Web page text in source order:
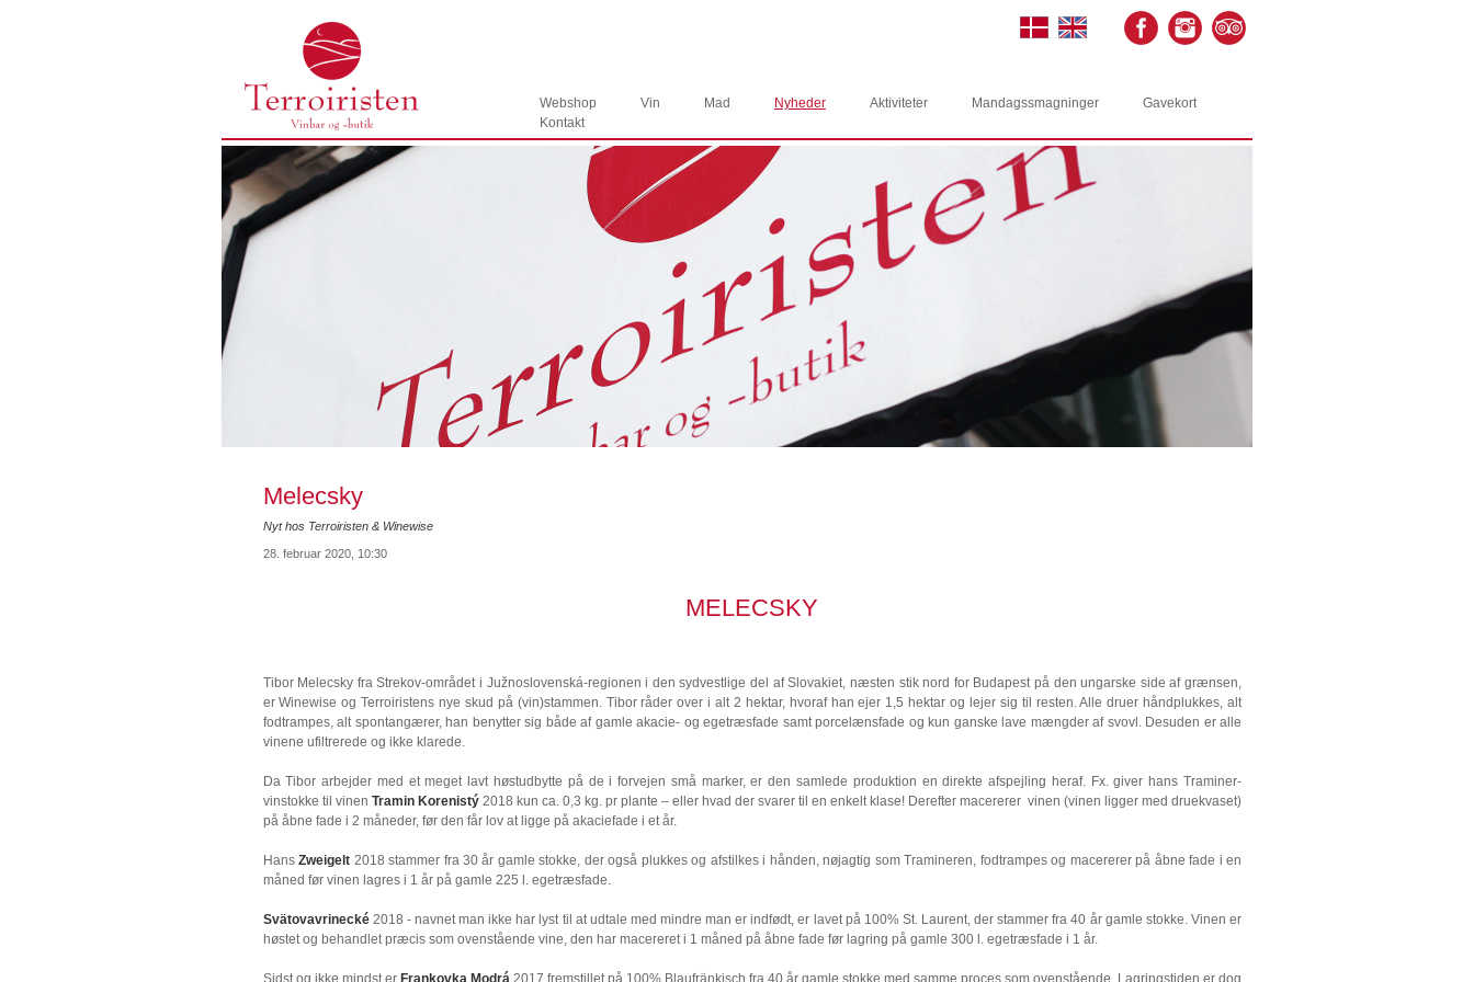
Webshop Vin Mad Nyheder Aktiviteter Mandagssmagninger
Gavekort
Kontakt
Melecsky
Nyt hos Terroiristen & Winewise
28. februar 2020, 10:30
MELECSKY
Tibor Melecsky fra Strekov-området i Južnoslovenská-regionen i den sydvestlige del af Slovakiet, næsten stik nord for Budapest på den ungarske side af grænsen,
er Winewise og Terroiristens nye skud på (vin)stammen. Tibor råder over i alt 2 hektar, hvoraf han ejer 1,5 hektar og lejer sig til resten. Alle druer håndplukkes, alt
fodtrampes, alt spontangærer, han benytter sig både af gamle akacie- og egetræsfade samt porcelænsfade og kun ganske lave mængder af svovl. Desuden er alle
vinene ufiltrerede og ikke klarede.
Da Tibor arbejder med et meget lavt høstudbytte på de i forvejen små marker, er den samlede produktion en direkte afspejling heraf. Fx. giver hans Traminer-
vinstokke til vinen Tramin Korenistý2018 kun ca. 0,3 kg. pr plante – eller hvad der svarer til en enkelt klase! Derefter macererer vinen (vinen ligger med druekvaset)
på åbne fade i 2 måneder, før den får lov at ligge på akaciefade i et år.
HansZweigelt 2018 stammer fra 30 år gamle stokke, der også plukkes og afstilkes i hånden, nøjagtig som Tramineren, fodtrampes og macererer på åbne fade i en
måned før vinen lagres i 1 år på gamle 225 l. egetræsfade.
Svätovavrinecké 2018 - navnet man ikke har lyst til at udtale med mindre man er indfødt, er lavet på 100% St. Laurent, der stammer fra 40 år gamle stokke. Vinen er
høstet og behandlet præcis som ovenstående vine, den har macereret i 1 måned på åbne fade før lagring på gamle 300 l. egetræsfade i 1 år.
Sidst og ikke mindst er Frankovka Modrá 2017 fremstillet på 100% Blaufränkisch fra 40 år gamle stokke med samme proces som ovenstående. Lagringstiden er dog